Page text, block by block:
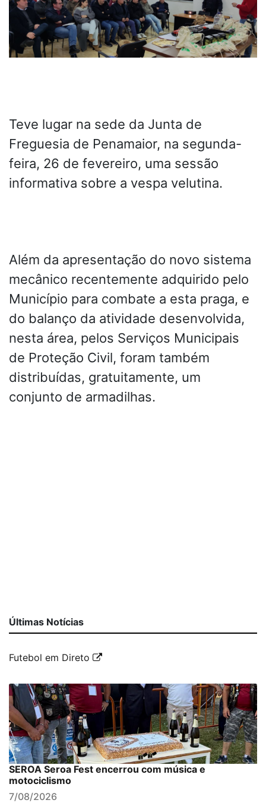
Teve lugar na sede da Junta de
Freguesia de Penamaior, na segunda-
feira, 26 de fevereiro, uma sessão
informativa sobre a vespa velutina.
Além da apresentação do novo sistema
mecânico recentemente adquirido pelo
Município para combate a esta praga, e
do balanço da atividade desenvolvida,
nesta área, pelos Serviços Municipais
de Proteção Civil, foram também
distribuídas, gratuitamente, um
conjunto de armadilhas.
Últimas Notícias
Futebol em Direto
SEROA Seroa Fest encerrou com música e
motociclismo
7/08/2026